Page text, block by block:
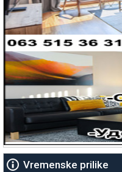
Vremenske prilike